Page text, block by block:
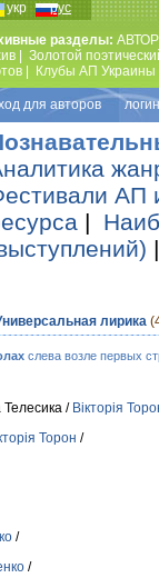
укр рус
разделы:
Золотой
Клубы АП Украины
для авторов
АП
|
лирика
слева возле первых
Телесика / Вікторія
Торон /
/
/